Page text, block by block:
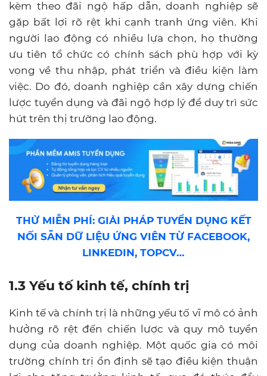
kèm theo đãi ngộ hấp dẫn, doanh nghiệp sẽ
gặp bất lợi rõ rệt khi cạnh tranh ứng viên. Khi
người lao động có nhiều lựa chọn, họ thường
ưu tiên tổ chức có chính sách phù hợp với kỳ
vọng về thu nhập, phát triển và điều kiện làm
việc. Do đó, doanh nghiệp cần xây dựng chiến
lược tuyển dụng và đãi ngộ hợp lý để duy trì sức
hút trên thị trường lao động.
THỬ MIỄN PHÍ: GIẢI PHÁP TUYỂN DỤNG KẾT
NỐI SẴN DỮ LIỆU ỨNG VIÊN TỪ FACEBOOK,
LINKEDIN, TOPCV…
1.3 Yếu tố kinh tế, chính trị
Kinh tế và chính trị là những yếu tố vĩ mô có ảnh
hưởng rõ rệt đến chiến lược và quy mô tuyển
dụng của doanh nghiệp. Một quốc gia có môi
trường chính trị ổn định sẽ tạo điều kiện thuận